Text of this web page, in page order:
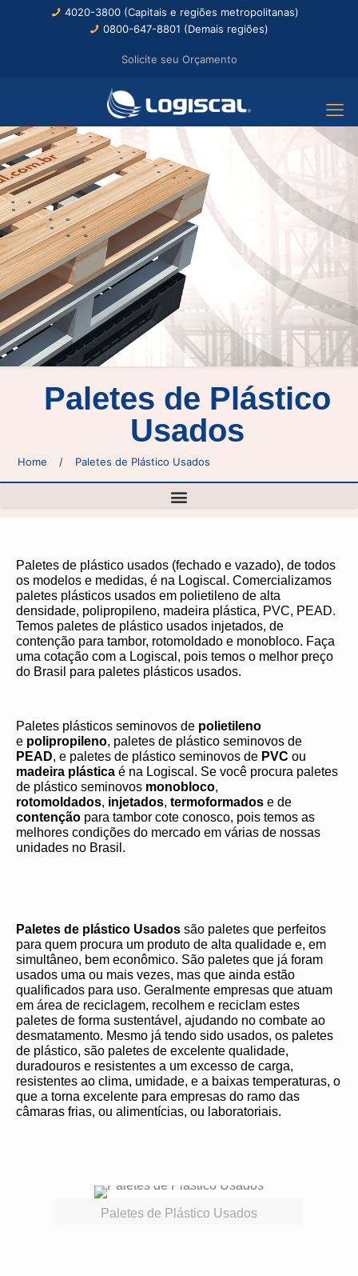
4020-3800 (Capitais e regiões metropolitanas)
0800-647-8801 (Demais regiões)
Solicite seu Orçamento
Paletes de Plástico
Usados
Home / Paletes de Plástico Usados
Paletes de plástico usados (fechado e vazado), de todos
os modelos e medidas, é na Logiscal. Comercializamos
paletes plásticos usados em polietileno de alta
densidade, polipropileno, madeira plástica, PVC, PEAD.
Temos paletes de plástico usados injetados, de
contenção para tambor, rotomoldado e monobloco. Faça
uma cotação com a Logiscal, pois temos o melhor preço
do Brasil para paletes plásticos usados.
Paletes plásticos seminovos de polietileno
e polipropileno, paletes de plástico seminovos de
PEAD, e paletes de plástico seminovos de PVC ou
madeira plástica é na Logiscal. Se você procura paletes
de plástico seminovos monobloco,
rotomoldados, injetados, termoformados e de
contenção para tambor cote conosco, pois temos as
melhores condições do mercado em várias de nossas
unidades no Brasil.
Paletes de plástico Usados são paletes que perfeitos
para quem procura um produto de alta qualidade e, em
simultâneo, bem econômico. São paletes que já foram
usados uma ou mais vezes, mas que ainda estão
qualificados para uso. Geralmente empresas que atuam
em área de reciclagem, recolhem e reciclam estes
paletes de forma sustentável, ajudando no combate ao
desmatamento. Mesmo já tendo sido usados, os paletes
de plástico, são paletes de excelente qualidade,
duradouros e resistentes a um excesso de carga,
resistentes ao clima, umidade, e a baixas temperaturas, o
que a torna excelente para empresas do ramo das
câmaras frias, ou alimentícias, ou laboratoriais.
Paletes de Plástico Usados